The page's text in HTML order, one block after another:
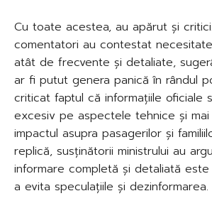
Cu toate acestea, au apărut și
comentatori au contestat
atât de frecvente și detaliate,
ar fi putut genera panică în rândul
criticat faptul că informațiile oficiale
excesiv pe aspectele tehnice și
impactul asupra pasagerilor și
replică, susținătorii ministrului au
informare completă și detaliată
a evita speculațiile și dezinformarea.